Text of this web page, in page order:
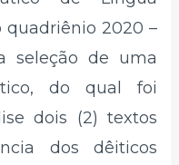
quadriênio 2020 –
seleção de uma
do qual foi
dois (2) textos
dos dêiticos